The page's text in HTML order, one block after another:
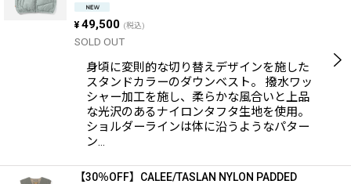
¥ 49,500 (税込)
SOLD OUT
身頃に変則的な切り替えデザインを施した
スタンドカラーのダウンベスト。 撥水ワッ
シャー加工を施し、柔らかな風合いと上品
な光沢のあるナイロンタフタ生地を使用。
ショルダーラインは体に沿うようなパター
ン…
【30％OFF】CALEE/TASLAN NYLON PADDED